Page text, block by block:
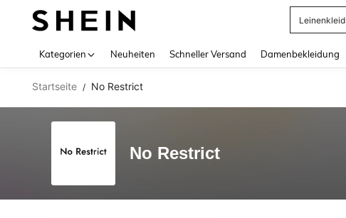
Leinenkleid
Kategorien Neuheiten Schneller Versand Damenbekleidung
Startseite / No Restrict
No Restrict